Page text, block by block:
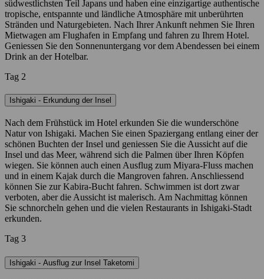
südwestlichsten Teil Japans und haben eine einzigartige authentische
tropische, entspannte und ländliche Atmosphäre mit unberührten
Stränden und Naturgebieten. Nach Ihrer Ankunft nehmen Sie Ihren
Mietwagen am Flughafen in Empfang und fahren zu Ihrem Hotel.
Geniessen Sie den Sonnenuntergang vor dem Abendessen bei einem
Drink an der Hotelbar.
Tag 2
Ishigaki - Erkundung der Insel
Nach dem Frühstück im Hotel erkunden Sie die wunderschöne
Natur von Ishigaki. Machen Sie einen Spaziergang entlang einer der
schönen Buchten der Insel und geniessen Sie die Aussicht auf die
Insel und das Meer, während sich die Palmen über Ihren Köpfen
wiegen. Sie können auch einen Ausflug zum Miyara-Fluss machen
und in einem Kajak durch die Mangroven fahren. Anschliessend
können Sie zur Kabira-Bucht fahren. Schwimmen ist dort zwar
verboten, aber die Aussicht ist malerisch. Am Nachmittag können
Sie schnorcheln gehen und die vielen Restaurants in Ishigaki-Stadt
erkunden.
Tag 3
Ishigaki - Ausflug zur Insel Taketomi